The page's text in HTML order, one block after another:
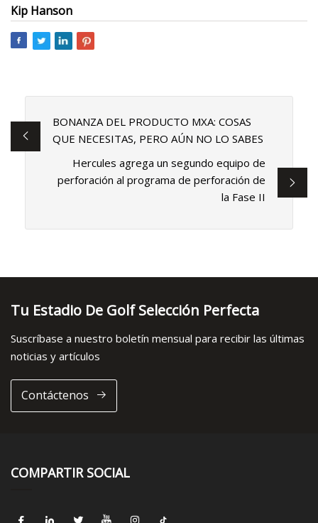
Kip Hanson
BONANZA DEL PRODUCTO MXA: COSAS
QUE NECESITAS, PERO AÚN NO LO SABES
Hercules agrega un segundo equipo de
perforación al programa de perforación de
la Fase II
Tu Estadio De Golf Selección Perfecta
Suscríbase a nuestro boletín mensual para recibir las últimas
noticias y artículos
Contáctenos
COMPARTIR SOCIAL